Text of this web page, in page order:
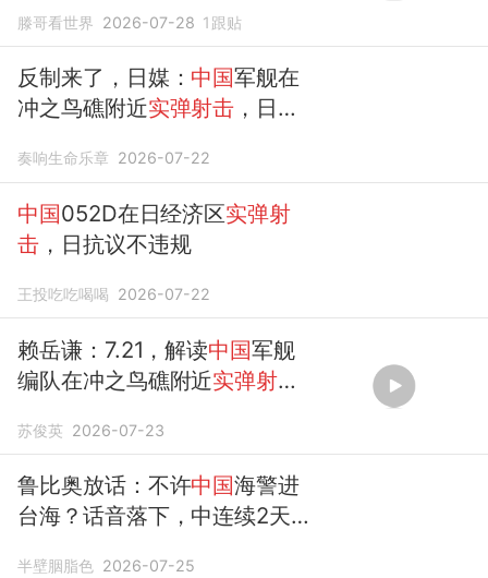
滕哥看世界 2026-07-28 1 跟贴
反制来了，日媒： 中国军舰在
冲之鸟礁附近实弹射击 ，日方
奏响生命乐章 2026-07-22
中国052D在日经济区实弹射
击 ，日抗议不违规
王投吃吃喝喝 2026-07-22
赖岳谦：7.21，解读中国军舰
编队在冲之鸟礁附近实弹射
苏俊英 2026-07-23
鲁比奥放话：不许中国海警进
台海？话音落下，中连续2天
半壁胭脂色 2026-07-25